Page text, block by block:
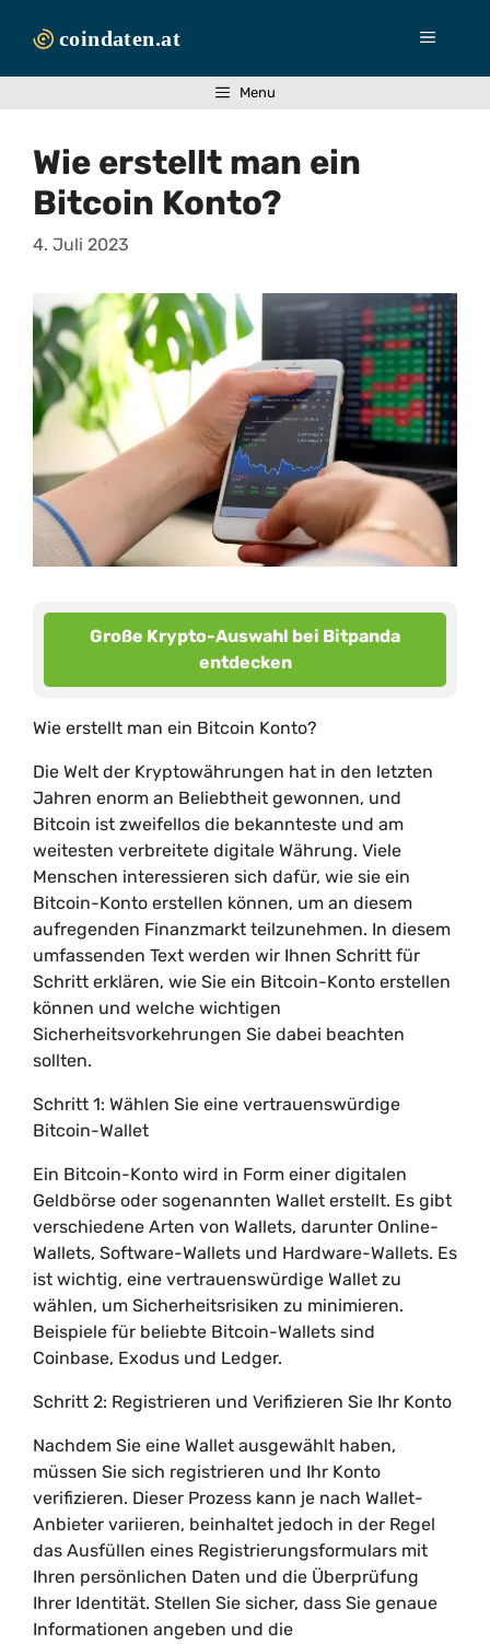
Inhalt
Menü
Menu
Wie erstellt man ein
Bitcoin Konto?
4. Juli 2023
Große Krypto-Auswahl bei Bitpanda
entdecken
Wie erstellt man ein Bitcoin Konto?
Die Welt der Kryptowährungen hat in den letzten
Jahren enorm an Beliebtheit gewonnen, und
Bitcoin ist zweifellos die bekannteste und am
weitesten verbreitete digitale Währung. Viele
Menschen interessieren sich dafür, wie sie ein
Bitcoin-Konto erstellen können, um an diesem
aufregenden Finanzmarkt teilzunehmen. In diesem
umfassenden Text werden wir Ihnen Schritt für
Schritt erklären, wie Sie ein Bitcoin-Konto erstellen
können und welche wichtigen
Sicherheitsvorkehrungen Sie dabei beachten
sollten.
Schritt 1: Wählen Sie eine vertrauenswürdige
Bitcoin-Wallet
Ein Bitcoin-Konto wird in Form einer digitalen
Geldbörse oder sogenannten Wallet erstellt. Es gibt
verschiedene Arten von Wallets, darunter Online-
Wallets, Software-Wallets und Hardware-Wallets. Es
ist wichtig, eine vertrauenswürdige Wallet zu
wählen, um Sicherheitsrisiken zu minimieren.
Beispiele für beliebte Bitcoin-Wallets sind
Coinbase, Exodus und Ledger.
Schritt 2: Registrieren und Verifizieren Sie Ihr Konto
Nachdem Sie eine Wallet ausgewählt haben,
müssen Sie sich registrieren und Ihr Konto
verifizieren. Dieser Prozess kann je nach Wallet-
Anbieter variieren, beinhaltet jedoch in der Regel
das Ausfüllen eines Registrierungsformulars mit
Ihren persönlichen Daten und die Überprüfung
Ihrer Identität. Stellen Sie sicher, dass Sie genaue
Informationen angeben und die